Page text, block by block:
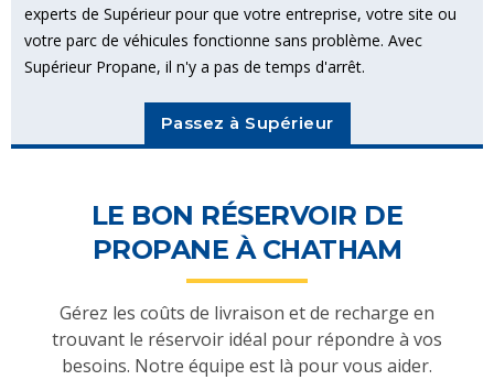
experts de Supérieur pour que votre entreprise, votre site ou
votre parc de véhicules fonctionne sans problème. Avec
Supérieur Propane, il n'y a pas de temps d'arrêt.
Passez à Supérieur
LE BON RÉSERVOIR DE
PROPANE À CHATHAM
Gérez les coûts de livraison et de recharge en
trouvant le réservoir idéal pour répondre à vos
besoins. Notre équipe est là pour vous aider.